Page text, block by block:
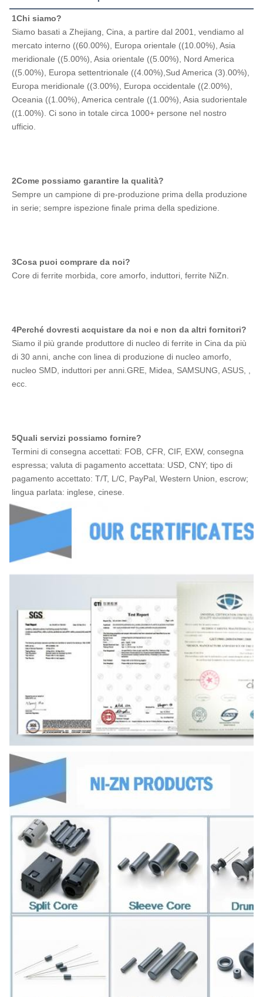
1Chi siamo?
Siamo basati a Zhejiang, Cina, a partire dal 2001, vendiamo al
mercato interno ((60.00%), Europa orientale ((10.00%), Asia
meridionale ((5.00%), Asia orientale ((5.00%), Nord America
((5.00%), Europa settentrionale ((4.00%),Sud America (3).00%),
Europa meridionale ((3.00%), Europa occidentale ((2.00%),
Oceania ((1.00%), America centrale ((1.00%), Asia sudorientale
((1.00%). Ci sono in totale circa 1000+ persone nel nostro
ufficio.
2Come possiamo garantire la qualità?
Sempre un campione di pre-produzione prima della produzione
in serie; sempre ispezione finale prima della spedizione.
3Cosa puoi comprare da noi?
Core di ferrite morbida, core amorfo, induttori, ferrite NiZn.
4Perché dovresti acquistare da noi e non da altri fornitori?
Siamo il più grande produttore di nucleo di ferrite in Cina da più
di 30 anni, anche con linea di produzione di nucleo amorfo,
nucleo SMD, induttori per anni.GRE, Midea, SAMSUNG, ASUS, ,
ecc.
5Quali servizi possiamo fornire?
Termini di consegna accettati: FOB, CFR, CIF, EXW, consegna
espressa; valuta di pagamento accettata: USD, CNY; tipo di
pagamento accettato: T/T, L/C, PayPal, Western Union, escrow;
lingua parlata: inglese, cinese.